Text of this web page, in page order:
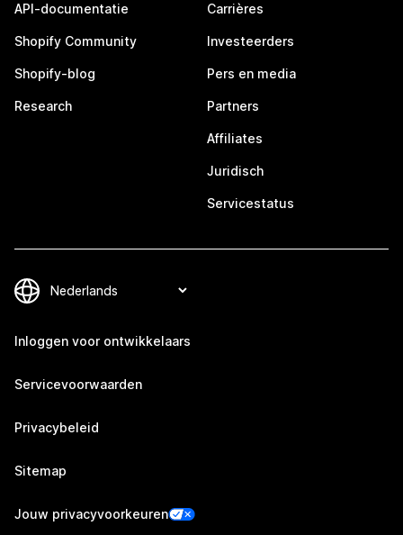
API-documentatie
Shopify Community
Shopify-blog
Research
Carrières
Investeerders
Pers en media
Partners
Affiliates
Juridisch
Servicestatus
Inloggen voor ontwikkelaars
Servicevoorwaarden
Privacybeleid
Sitemap
Jouw privacyvoorkeuren